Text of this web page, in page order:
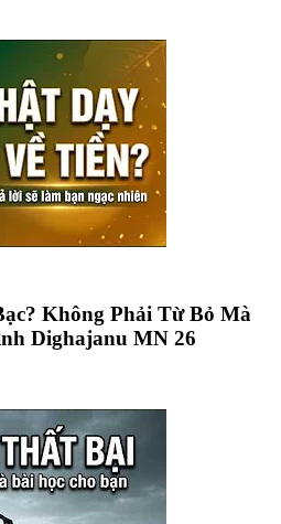
Không Phải Từ Bỏ Mà
Dighajanu MN 26